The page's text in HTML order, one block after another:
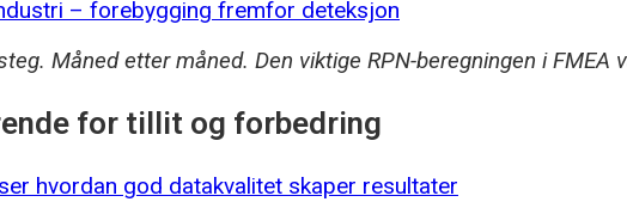
Måned etter måned. Den viktige RPN-beregningen i FMEA
for tillit og forbedring